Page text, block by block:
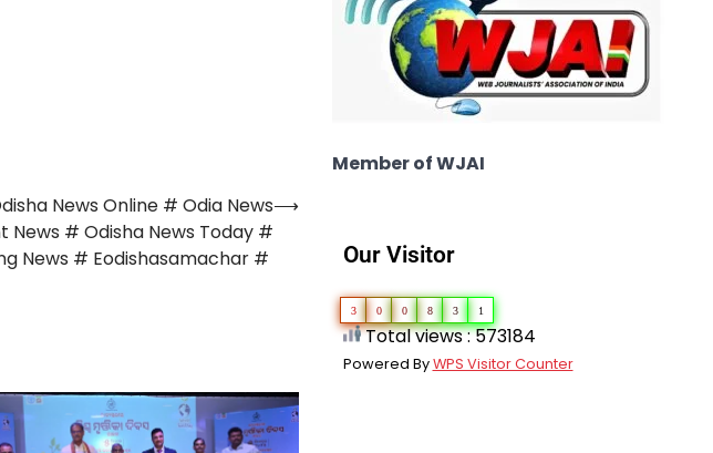
News Online # Odia News
News # Odisha News Today #
News # Eodishasamachar #
⟶
Member of WJAI
Our Visitor
3 0 0 8 3 1
Total views : 573184
Powered ByWPS Visitor Counter